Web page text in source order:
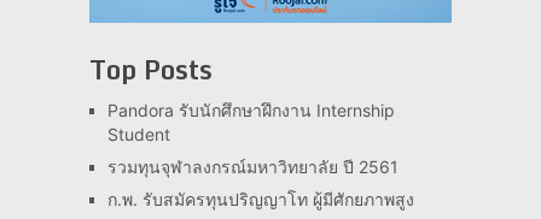
Top Posts
Pandora รับนักศึกษาฝึกงาน Internship
Student
รวมทุนจุฬาลงกรณ์มหาวิทยาลัย ปี 2561
ก.พ. รับสมัครทุนปริญญาโท ผู้มีศักยภาพสูง